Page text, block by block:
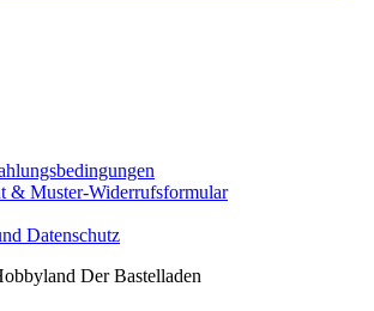
& Muster-Widerrufsformular
Datenschutz
Der Bastelladen